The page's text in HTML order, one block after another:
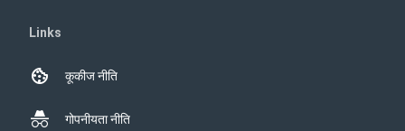
Links
कूकीज नीति
गोपनीयता नीति